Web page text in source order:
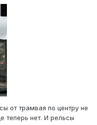
от трамвая по центру не
теперь нет. И рельсы